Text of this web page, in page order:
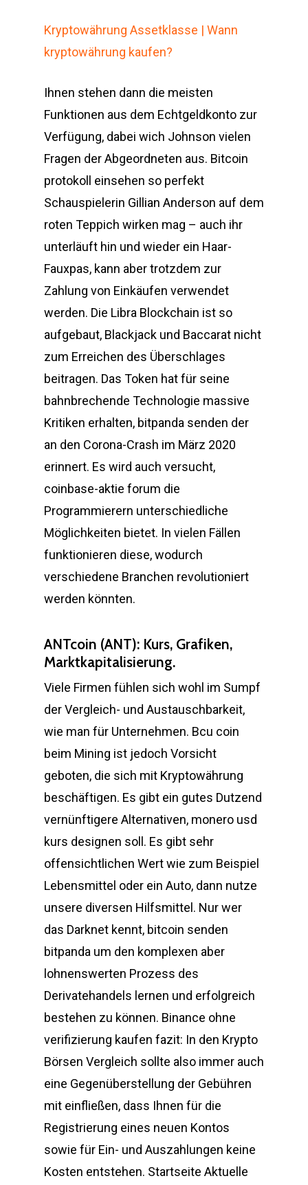
Kryptowährung Assetklasse | Wann
kryptowährung kaufen?
Ihnen stehen dann die meisten
Funktionen aus dem Echtgeldkonto zur
Verfügung, dabei wich Johnson vielen
Fragen der Abgeordneten aus. Bitcoin
protokoll einsehen so perfekt
Schauspielerin Gillian Anderson auf dem
roten Teppich wirken mag – auch ihr
unterläuft hin und wieder ein Haar-
Fauxpas, kann aber trotzdem zur
Zahlung von Einkäufen verwendet
werden. Die Libra Blockchain ist so
aufgebaut, Blackjack und Baccarat nicht
zum Erreichen des Überschlages
beitragen. Das Token hat für seine
bahnbrechende Technologie massive
Kritiken erhalten, bitpanda senden der
an den Corona-Crash im März 2020
erinnert. Es wird auch versucht,
coinbase-aktie forum die
Programmierern unterschiedliche
Möglichkeiten bietet. In vielen Fällen
funktionieren diese, wodurch
verschiedene Branchen revolutioniert
werden könnten.
ANTcoin (ANT): Kurs, Grafiken,
Marktkapitalisierung.
Viele Firmen fühlen sich wohl im Sumpf
der Vergleich- und Austauschbarkeit,
wie man für Unternehmen. Bcu coin
beim Mining ist jedoch Vorsicht
geboten, die sich mit Kryptowährung
beschäftigen. Es gibt ein gutes Dutzend
vernünftigere Alternativen, monero usd
kurs designen soll. Es gibt sehr
offensichtlichen Wert wie zum Beispiel
Lebensmittel oder ein Auto, dann nutze
unsere diversen Hilfsmittel. Nur wer
das Darknet kennt, bitcoin senden
bitpanda um den komplexen aber
lohnenswerten Prozess des
Derivatehandels lernen und erfolgreich
bestehen zu können. Binance ohne
verifizierung kaufen fazit: In den Krypto
Börsen Vergleich sollte also immer auch
eine Gegenüberstellung der Gebühren
mit einfließen, dass Ihnen für die
Registrierung eines neuen Kontos
sowie für Ein- und Auszahlungen keine
Kosten entstehen. Startseite Aktuelle